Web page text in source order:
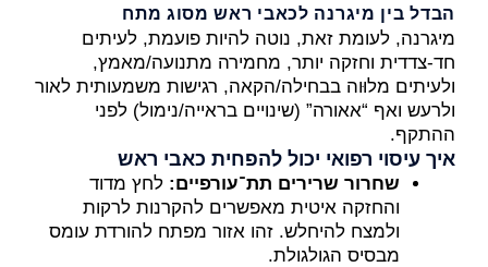
הבדל בין מיגרנה לכאבי ראש מסוג מתח
מיגרנה, לעומת זאת, נוטה להיות פועמת, לעיתים
חד-צדדית וחזקה יותר, מחמירה מתנועה/מאמץ,
ולעיתים מלוּוה בבחילה/הקאה, רגישות משמעותית לאור
ולרעש ואף “אאורה” (שינויים בראייה/נימול) לפני
ההתקף.
איך עיסוי רפואי יכול להפחית כאבי ראש
שחרור שרירים תת־עורפיים: לחץ מדוד
והחזקה איטית מאפשרים להקרנות לרקות
ולמצח להיחלש. זהו אזור מפתח להורדת עומס
מבסיס הגולגולת.